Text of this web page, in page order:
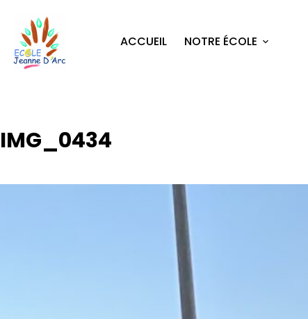
ACCUEIL NOTRE ÉCOLE
IMG_0434